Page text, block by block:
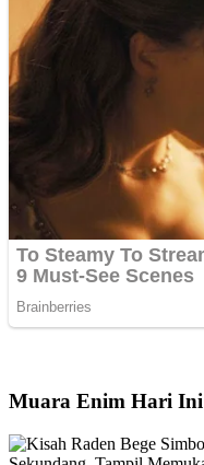
Muara Enim Hari Ini